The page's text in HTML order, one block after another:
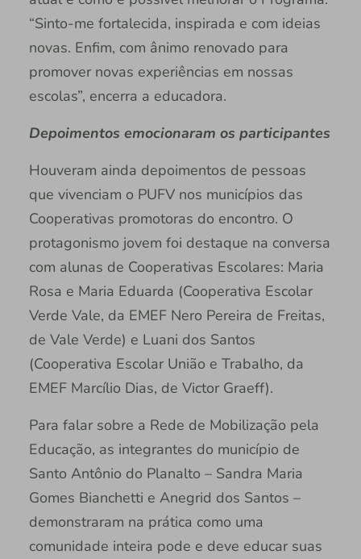
“Sinto-me fortalecida, inspirada e com ideias
novas. Enfim, com ânimo renovado para
promover novas experiências em nossas
escolas”, encerra a educadora.
Depoimentos emocionaram os participantes
Houveram ainda depoimentos de pessoas
que vivenciam o PUFV nos municípios das
Cooperativas promotoras do encontro. O
protagonismo jovem foi destaque na conversa
com alunas de Cooperativas Escolares: Maria
Rosa e Maria Eduarda (Cooperativa Escolar
Verde Vale, da EMEF Nero Pereira de Freitas,
de Vale Verde) e Luani dos Santos
(Cooperativa Escolar União e Trabalho, da
EMEF Marcílio Dias, de Victor Graeff).
Para falar sobre a Rede de Mobilização pela
Educação, as integrantes do município de
Santo Antônio do Planalto – Sandra Maria
Gomes Bianchetti e Anegrid dos Santos –
demonstraram na prática como uma
comunidade inteira pode e deve educar suas